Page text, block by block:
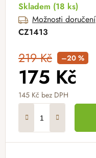
Skladem (18 ks)
Možnosti doručení
CZ1413
219 Kč –20 %
175 Kč
145 Kč bez DPH